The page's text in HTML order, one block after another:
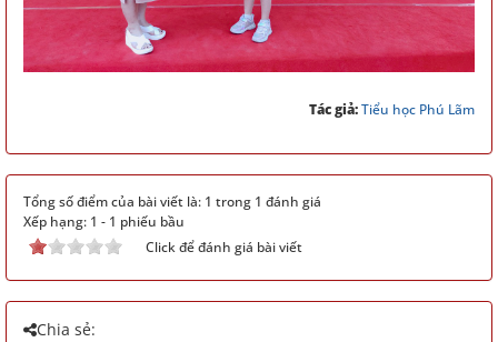
Tác giả:Tiểu học Phú Lãm
Tổng số điểm của bài viết là: 1 trong 1 đánh giá
Xếp hạng: 1 - 1 phiếu bầu
Click để đánh giá bài viết
Chia sẻ: